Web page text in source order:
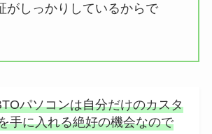
がしっかりしているからで
パソコンは自分だけのカスタ
手に入れる絶好の機会なので